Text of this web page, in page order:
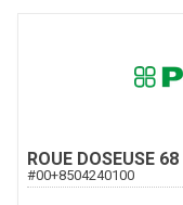
ROUE DOSEUSE 68
#00+8504240100